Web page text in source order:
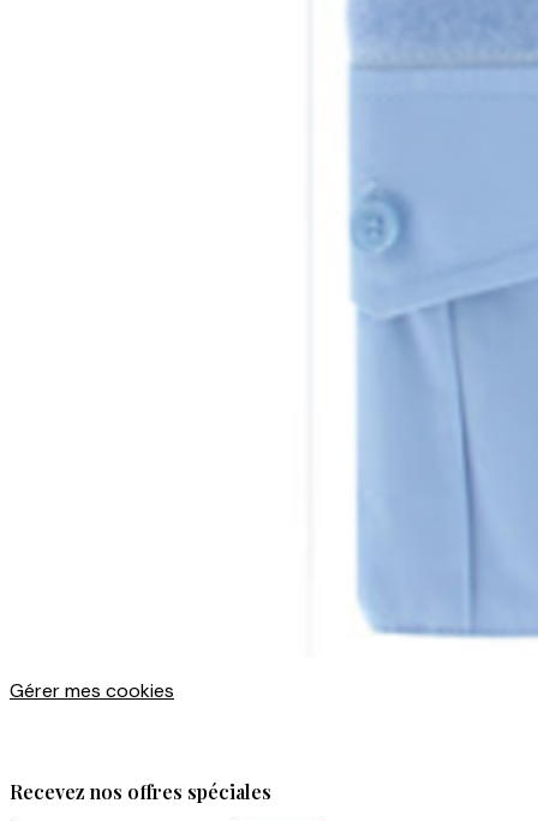
Gérer mes cookies
Recevez nos offres spéciales